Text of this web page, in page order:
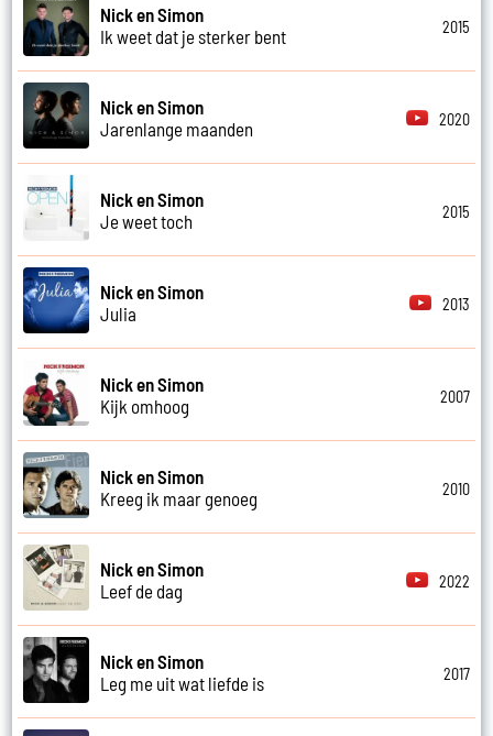
Nick en Simon
Ik weet dat je sterker bent
2015
Nick en Simon
Jarenlange maanden
2020
Nick en Simon
Je weet toch
2015
Nick en Simon
Julia
2013
Nick en Simon
Kijk omhoog
2007
Nick en Simon
Kreeg ik maar genoeg
2010
Nick en Simon
Leef de dag
2022
Nick en Simon
Leg me uit wat liefde is
2017